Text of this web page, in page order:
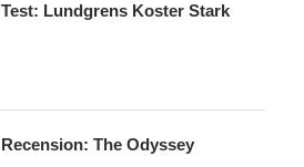
Test: Lundgrens Koster Stark
Recension: The Odyssey